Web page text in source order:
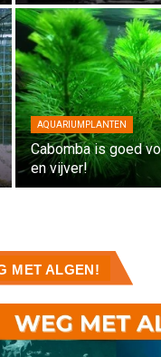
AQUARIUMPLANTEN
Cabomba is goed
en vijver!
MET ALGEN!